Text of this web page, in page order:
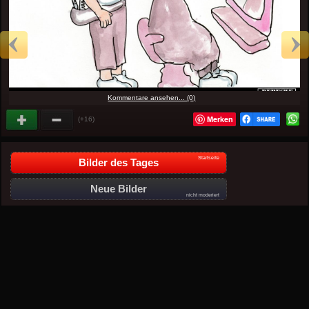
Kommentare ansehen... (0)
(+16) Merken
Bilder des Tages Startseite
Neue Bilder
nicht moderiert